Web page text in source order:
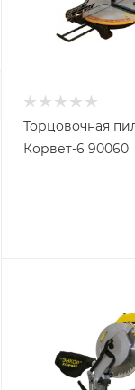
Торцовочная
Корвет-6 90060